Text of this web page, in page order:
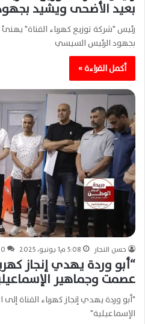
بعيد الأضحى ويشيد
رئيس "شركة توزيع كهرباء القناة"
بجهود الرئيس السيسي
أكمل القراءة »
حسن النجار 5:08 م1 يونيو، 2025 0
“أبو وردة يهدي إنجاز
عصمت وجماهير
"أبو وردة يهدي إنجاز كهرباء القناة
الإسماعيلية"